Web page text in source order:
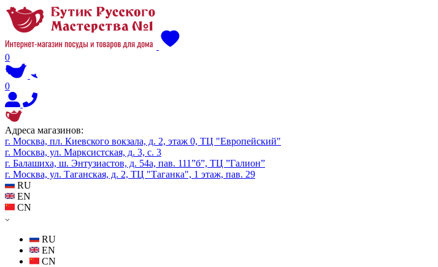
0
0
Адреса магазинов:
г. Москва, пл. Киевского вокзала, д. 2, этаж 0, ТЦ "Европейский"
г. Москва, ул. Марксистская, д. 3, с. 3
г. Балашиха, ш. Энтузиастов, д. 54а, пав. 111”б”, ТЦ ”Галион”
г. Москва, ул. Таганская, д. 2, ТЦ "Таганка", 1 этаж, пав. 29
RU
EN
CN
RU
EN
CN